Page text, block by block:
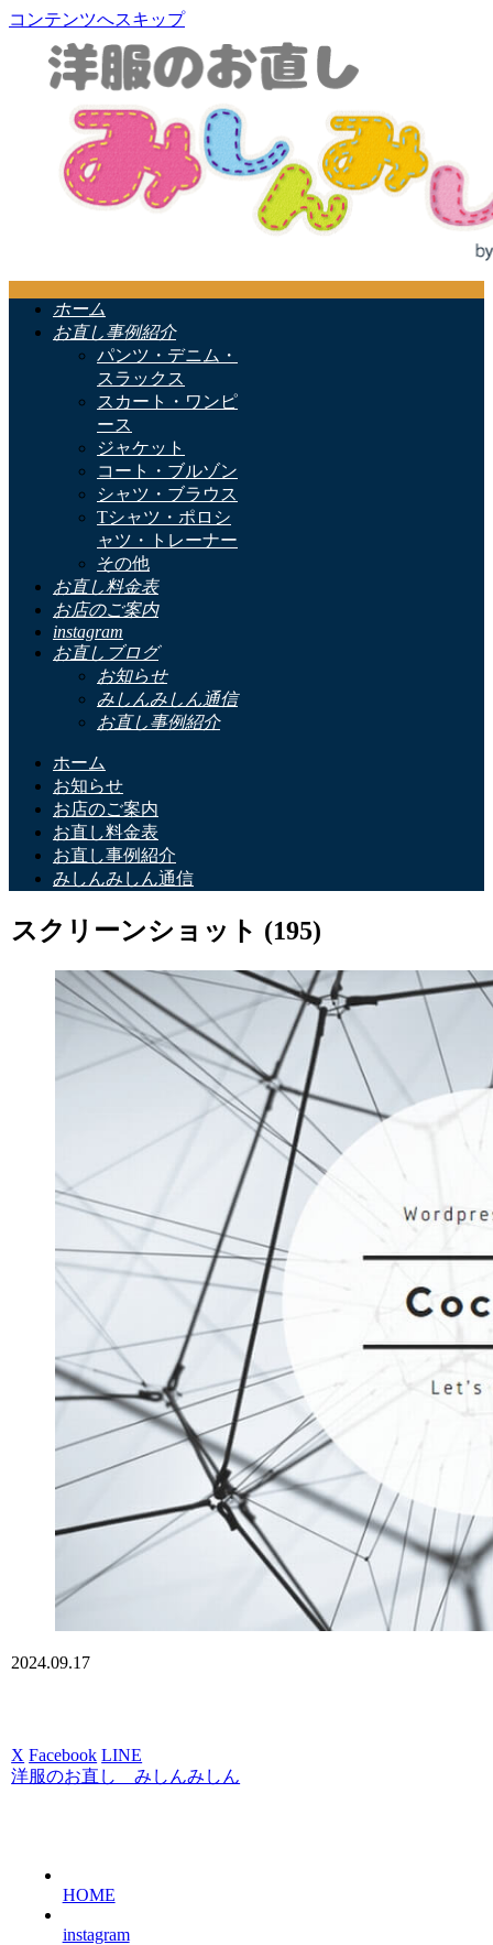
コンテンツへスキップ
ホーム
お直し事例紹介
パンツ・デニム・
スラックス
スカート・ワンピ
ース
ジャケット
コート・ブルゾン
シャツ・ブラウス
Tシャツ・ポロシ
ャツ・トレーナー
その他
お直し料金表
お店のご案内
instagram
お直しブログ
お知らせ
みしんみしん通信
お直し事例紹介
ホーム
お知らせ
お店のご案内
お直し料金表
お直し事例紹介
みしんみしん通信
スクリーンショット (195)
2024.09.17
X Facebook LINE
洋服のお直し みしんみしん
HOME
instagram